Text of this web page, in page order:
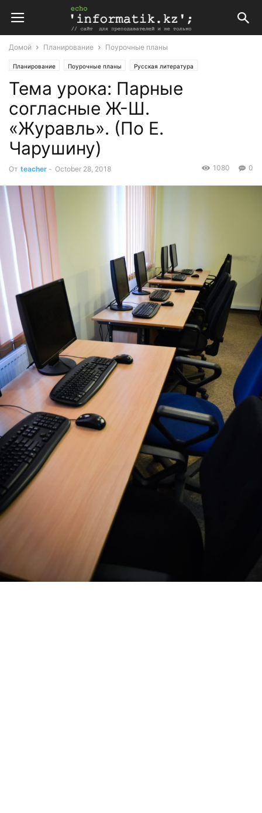
Домой Планирование Поурочные планы
Планирование Поурочные планы Русская литература
Поурочные планы Родное слово 1 класс (Алматыкитап)
Тема урока: Парные
согласные Ж-Ш.
«Журавль». (По Е.
Чарушину)
От teacher - October 28, 2018 0
1080